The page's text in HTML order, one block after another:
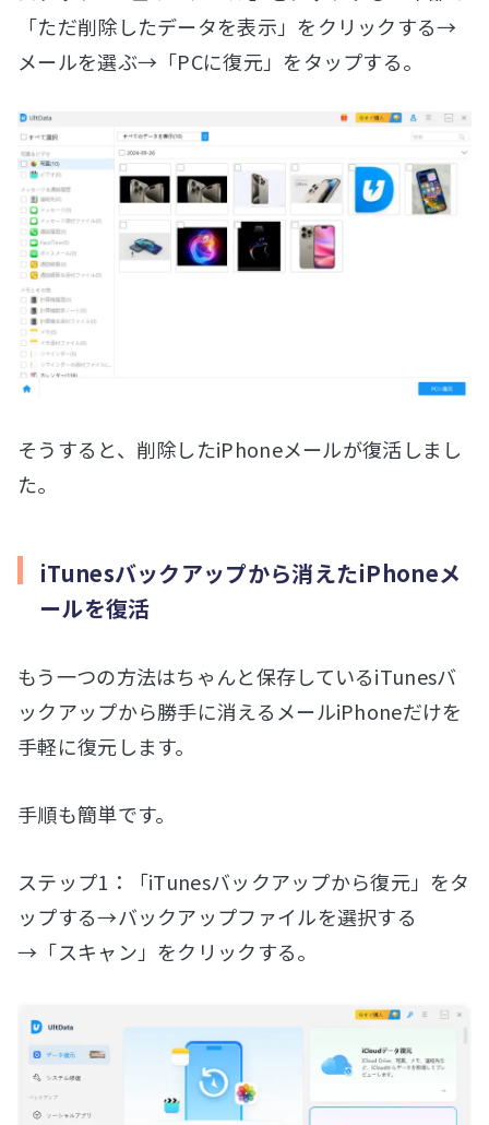
「ただ削除したデータを表示」をクリックする→
メールを選ぶ→「PCに復元」をタップする。
そうすると、削除したiPhoneメールが復活しまし
た。
iTunesバックアップから消えたiPhoneメ
ールを復活
もう一つの方法はちゃんと保存しているiTunesバ
ックアップから勝手に消えるメールiPhoneだけを
手軽に復元します。
手順も簡単です。
ステップ1：「iTunesバックアップから復元」をタ
ップする→バックアップファイルを選択する
→「スキャン」をクリックする。